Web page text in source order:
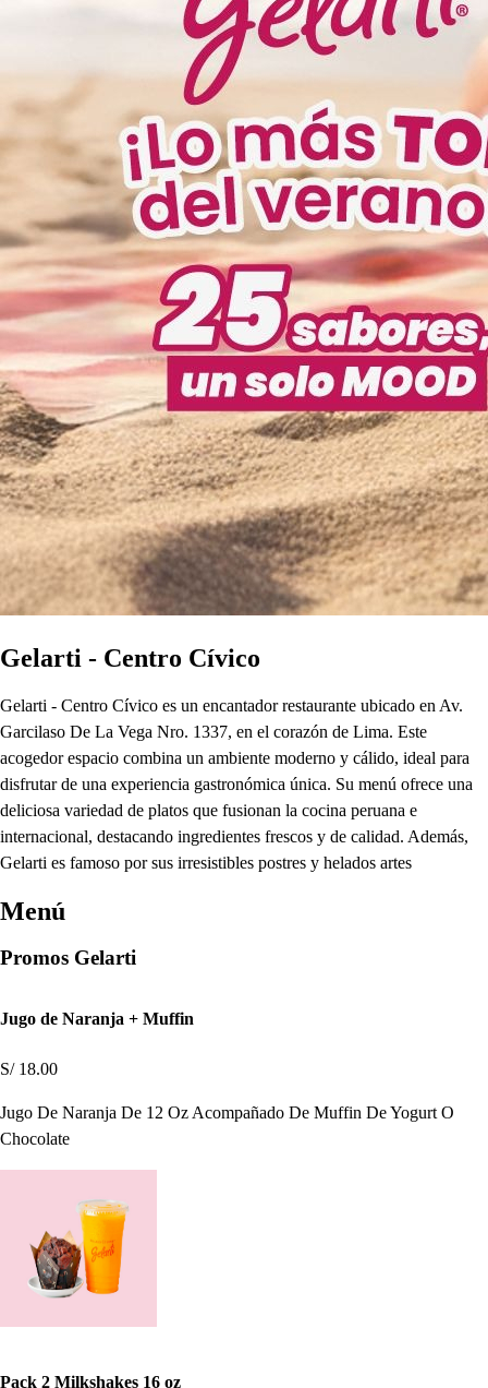
Gelarti - Centro Cívico
Gelarti - Centro Cívico es un encantador restaurante ubicado en Av.
Garcilaso De La Vega Nro. 1337, en el corazón de Lima. Este
acogedor espacio combina un ambiente moderno y cálido, ideal para
disfrutar de una experiencia gastronómica única. Su menú ofrece una
deliciosa variedad de platos que fusionan la cocina peruana e
internacional, destacando ingredientes frescos y de calidad. Además,
Gelarti es famoso por sus irresistibles postres y helados artes
Menú
Promos Gelarti
Jugo de Naranja + Muffin
S/ 18.00
Jugo De Naranja De 12 Oz Acompañado De Muffin De Yogurt O
Chocolate
Pack 2 Milkshakes 16 oz